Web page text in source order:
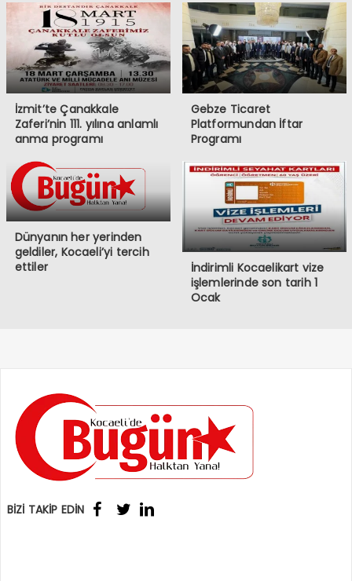
İzmit’te Çanakkale
Zaferi’nin 111. yılına anlamlı
anma programı
Gebze Ticaret
Platformundan İftar
Programı
Dünyanın her yerinden
geldiler, Kocaeli’yi tercih
ettiler
İndirimli Kocaelikart vize
işlemlerinde son tarih 1
Ocak
BİZİ TAKİP EDİN